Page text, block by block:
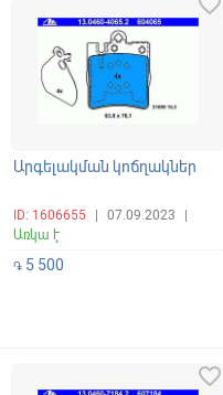
Արգելակման կոճղակներ
ID: 1606655 07.09.2023
Առկա է
֏ 5 500
favorite_border